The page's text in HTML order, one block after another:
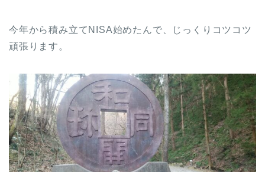
今年から積み立てNISA始めたんで、じっくりコツコツ
頑張ります。